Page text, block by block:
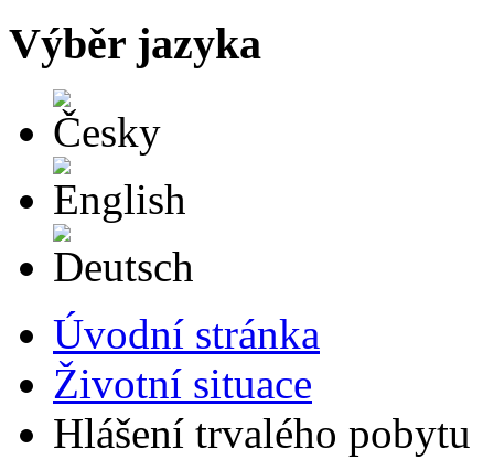
Výběr jazyka
Úvodní stránka
Životní situace
Hlášení trvalého pobytu